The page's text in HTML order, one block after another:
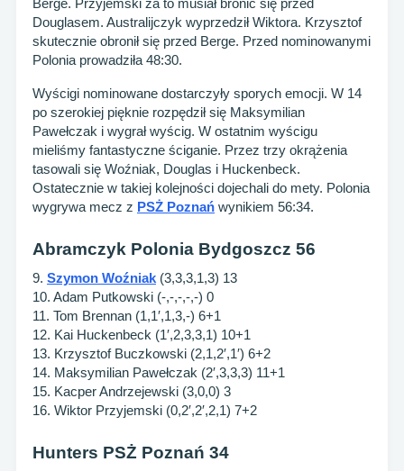
Berge. Przyjemski za to musiał bronić się przed
Douglasem. Australijczyk wyprzedził Wiktora. Krzysztof
skutecznie obronił się przed Berge. Przed nominowanymi
Polonia prowadziła 48:30.
Wyścigi nominowane dostarczyły sporych emocji. W 14
po szerokiej pięknie rozpędził się Maksymilian
Pawełczak i wygrał wyścig. W ostatnim wyścigu
mieliśmy fantastyczne ściganie. Przez trzy okrążenia
tasowali się Woźniak, Douglas i Huckenbeck.
Ostatecznie w takiej kolejności dojechali do mety. Polonia
wygrywa mecz z PSŻ Poznań wynikiem 56:34.
Abramczyk Polonia Bydgoszcz 56
9. Szymon Woźniak (3,3,3,1,3) 13
10. Adam Putkowski (-,-,-,-,-) 0
11. Tom Brennan (1,1′,1,3,-) 6+1
12. Kai Huckenbeck (1′,2,3,3,1) 10+1
13. Krzysztof Buczkowski (2,1,2′,1′) 6+2
14. Maksymilian Pawełczak (2′,3,3,3) 11+1
15. Kacper Andrzejewski (3,0,0) 3
16. Wiktor Przyjemski (0,2′,2′,2,1) 7+2
Hunters PSŻ Poznań 34